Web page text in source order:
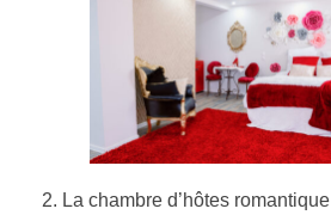
La chambre d’hôtes romantique